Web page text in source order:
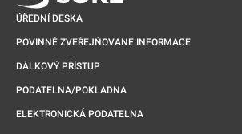
ÚŘEDNÍ DESKA
POVINNĚ ZVEŘEJŇOVANÉ INFORMACE
DÁLKOVÝ PŘÍSTUP
PODATELNA/POKLADNA
ELEKTRONICKÁ PODATELNA